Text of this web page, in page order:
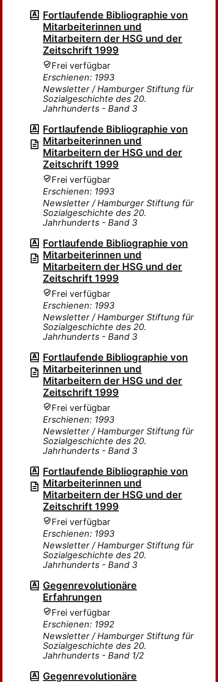
Fortlaufende Bibliographie von
Mitarbeiterinnen und
Mitarbeitern der HSG und der
Zeitschrift 1999
Frei verfügbar
Erschienen: 1993
Newsletter / Hamburger Stiftung für
Sozialgeschichte des 20.
Jahrhunderts - Band 3
Fortlaufende Bibliographie von
Mitarbeiterinnen und
Mitarbeitern der HSG und der
Zeitschrift 1999
Frei verfügbar
Erschienen: 1993
Newsletter / Hamburger Stiftung für
Sozialgeschichte des 20.
Jahrhunderts - Band 3
Fortlaufende Bibliographie von
Mitarbeiterinnen und
Mitarbeitern der HSG und der
Zeitschrift 1999
Frei verfügbar
Erschienen: 1993
Newsletter / Hamburger Stiftung für
Sozialgeschichte des 20.
Jahrhunderts - Band 3
Fortlaufende Bibliographie von
Mitarbeiterinnen und
Mitarbeitern der HSG und der
Zeitschrift 1999
Frei verfügbar
Erschienen: 1993
Newsletter / Hamburger Stiftung für
Sozialgeschichte des 20.
Jahrhunderts - Band 3
Fortlaufende Bibliographie von
Mitarbeiterinnen und
Mitarbeitern der HSG und der
Zeitschrift 1999
Frei verfügbar
Erschienen: 1993
Newsletter / Hamburger Stiftung für
Sozialgeschichte des 20.
Jahrhunderts - Band 3
Gegenrevolutionäre
Erfahrungen
Frei verfügbar
Erschienen: 1992
Newsletter / Hamburger Stiftung für
Sozialgeschichte des 20.
Jahrhunderts - Band 1/2
Gegenrevolutionäre